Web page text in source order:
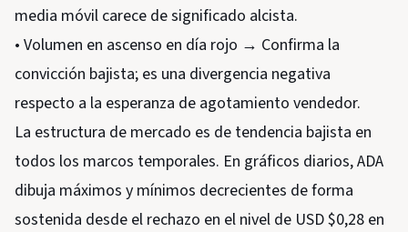
media móvil carece de significado alcista.
• Volumen en ascenso en día rojo → Confirma la
convicción bajista; es una divergencia negativa
respecto a la esperanza de agotamiento vendedor.
La estructura de mercado es de tendencia bajista en
todos los marcos temporales. En gráficos diarios, ADA
dibuja máximos y mínimos decrecientes de forma
sostenida desde el rechazo en el nivel de USD $0,28 en